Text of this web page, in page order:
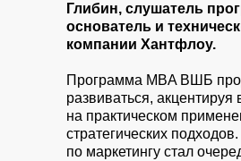
Глибин, слушатель
основатель и
компании Хантфлоу.
Программа MBA ВШБ
развиваться, акцентируя
на практическом
стратегических
по маркетингу стал